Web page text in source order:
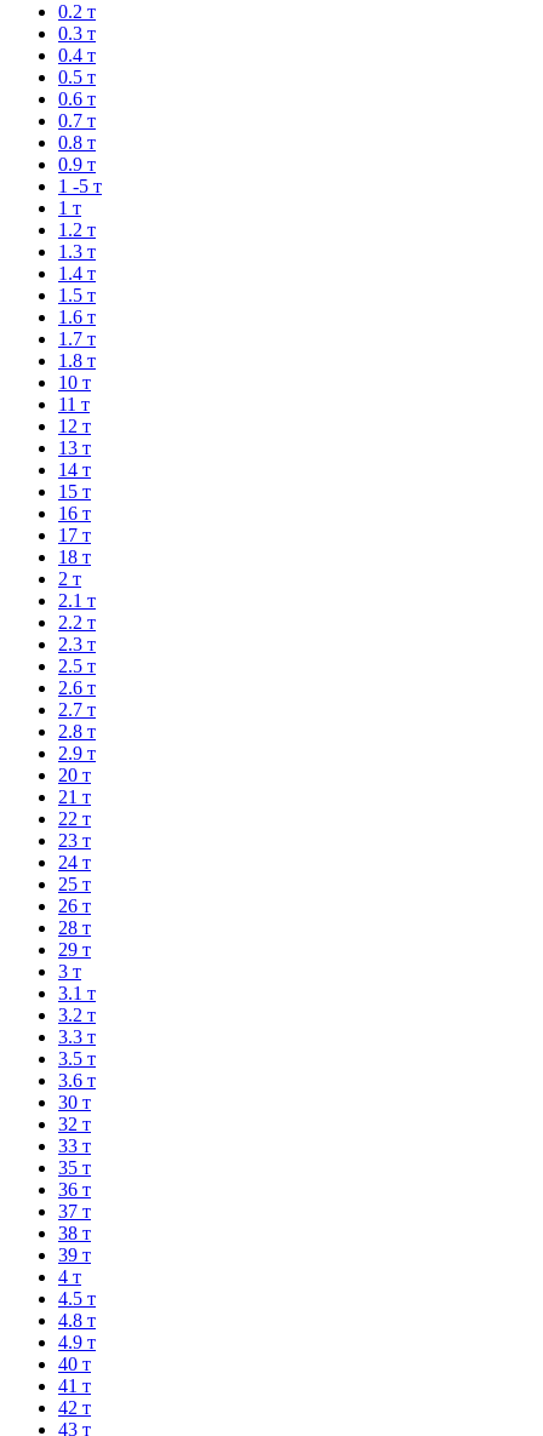
0.2 т
0.3 т
0.4 т
0.5 т
0.6 т
0.7 т
0.8 т
0.9 т
1 -5 т
1 т
1.2 т
1.3 т
1.4 т
1.5 т
1.6 т
1.7 т
1.8 т
10 т
11 т
12 т
13 т
14 т
15 т
16 т
17 т
18 т
2 т
2.1 т
2.2 т
2.3 т
2.5 т
2.6 т
2.7 т
2.8 т
2.9 т
20 т
21 т
22 т
23 т
24 т
25 т
26 т
28 т
29 т
3 т
3.1 т
3.2 т
3.3 т
3.5 т
3.6 т
30 т
32 т
33 т
35 т
36 т
37 т
38 т
39 т
4 т
4.5 т
4.8 т
4.9 т
40 т
41 т
42 т
43 т